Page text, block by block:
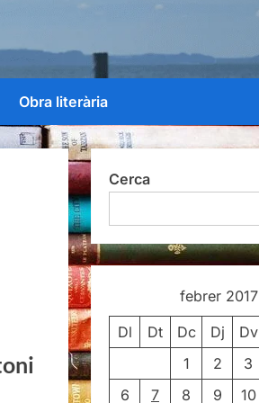
Obra literària
Cerca
febrer 2017
Dl Dt Dc Dj Dv
1
2 3
6
7 8 9 10